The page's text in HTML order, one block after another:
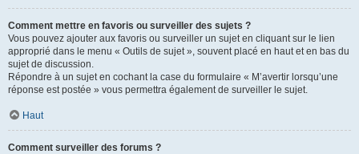
Comment mettre en favoris ou surveiller des sujets ?
Vous pouvez ajouter aux favoris ou surveiller un sujet en cliquant sur le lien
approprié dans le menu « Outils de sujet », souvent placé en haut et en bas du
sujet de discussion.
Répondre à un sujet en cochant la case du formulaire « M’avertir lorsqu’une
réponse est postée » vous permettra également de surveiller le sujet.
Haut
Comment surveiller des forums ?